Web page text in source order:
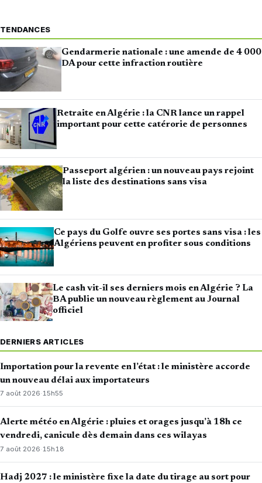
TENDANCES
Gendarmerie nationale : une amende de 4 000
DA pour cette infraction routière
Retraite en Algérie : la CNR lance un rappel
important pour cette catérorie de personnes
Passeport algérien : un nouveau pays rejoint
la liste des destinations sans visa
Ce pays du Golfe ouvre ses portes sans visa : les
Algériens peuvent en profiter sous conditions
Le cash vit-il ses derniers mois en Algérie ? La
BA publie un nouveau règlement au Journal
officiel
DERNIERS ARTICLES
Importation pour la revente en l’état : le ministère accorde
un nouveau délai aux importateurs
7 août 2026·15h55
Alerte météo en Algérie : pluies et orages jusqu’à 18h ce
vendredi, canicule dès demain dans ces wilayas
7 août 2026· 15h18
Hadj 2027 : le ministère fixe la date du tirage au sort pour